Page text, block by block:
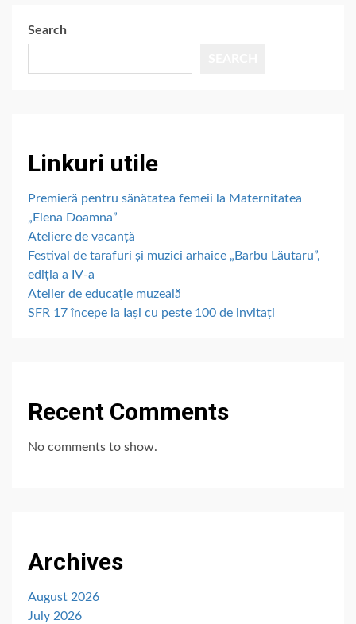
Search
Linkuri utile
Premieră pentru sănătatea femeii la Maternitatea
„Elena Doamna”
Ateliere de vacanță
Festival de tarafuri și muzici arhaice „Barbu Lăutaru”,
ediția a IV-a
Atelier de educație muzeală
SFR 17 începe la Iași cu peste 100 de invitați
Recent Comments
No comments to show.
Archives
August 2026
July 2026